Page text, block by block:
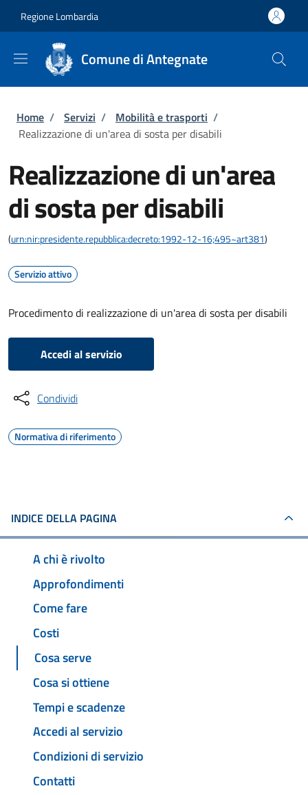
Regione Lombardia
Comune di Antegnate
Briciole di pane
Home / Servizi / Mobilità e trasporti /
Realizzazione di un'area di sosta per disabili
Realizzazione di un'area
di sosta per disabili
(urn:nir:presidente.repubblica:decreto:1992-12-16;495~art381)
Servizio attivo
Procedimento di realizzazione di un'area di sosta per disabili
Accedi al servizio
Condividi
Normativa di riferimento
INDICE DELLA PAGINA
A chi è rivolto
Approfondimenti
Come fare
Costi
Cosa serve
Cosa si ottiene
Tempi e scadenze
Accedi al servizio
Condizioni di servizio
Contatti